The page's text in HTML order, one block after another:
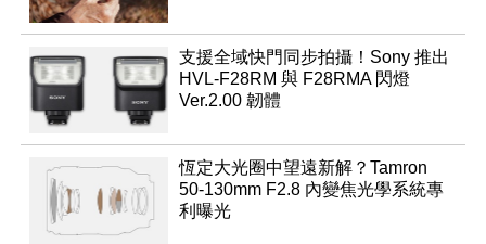
支援全域快門同步拍攝！Sony 推出
HVL-F28RM 與 F28RMA 閃燈
Ver.2.00 韌體
恆定大光圈中望遠新解？Tamron
50-130mm F2.8 內變焦光學系統專
利曝光